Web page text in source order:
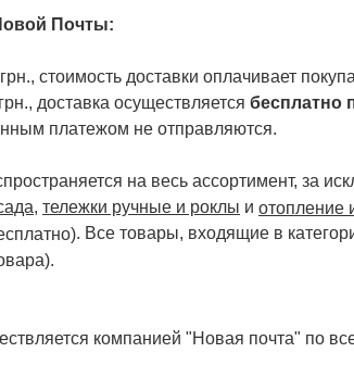
Почты:
грн., стоимость доставки оплачивает
грн., доставка осуществляется бесплатно
платежом не отправляются.
на весь ассортимент, за
, тележки ручные и роклы и отопление
. Все товары, входящие в
компанией "Новая почта" по